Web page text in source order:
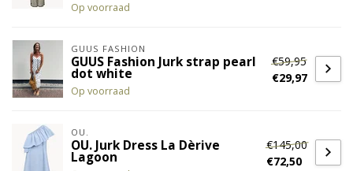
Op voorraad
GUUS FASHION
GUUS Fashion Jurk strap pearl
dot white
Op voorraad
€59,95
€29,97
OU.
OU. Jurk Dress La Dèrive
Lagoon
€145,00
€72,50